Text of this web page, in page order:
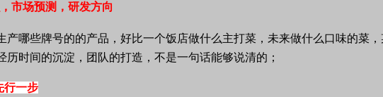
市场预测，研发方向
产哪些牌号的的产品，好比一个饭店做什么主打菜，未来做什么口味的菜
历时间的沉淀，团队的打造，不是一句话能够说清的；
行一步